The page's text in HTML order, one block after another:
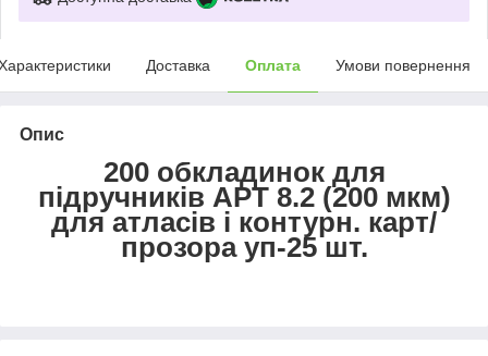
Доставка Оплата Умови повернення
Опис
200 обкладинок для
підручників АРТ 8.2 (200 мкм)
для атласів і контурн. карт/
прозора уп-25 шт.